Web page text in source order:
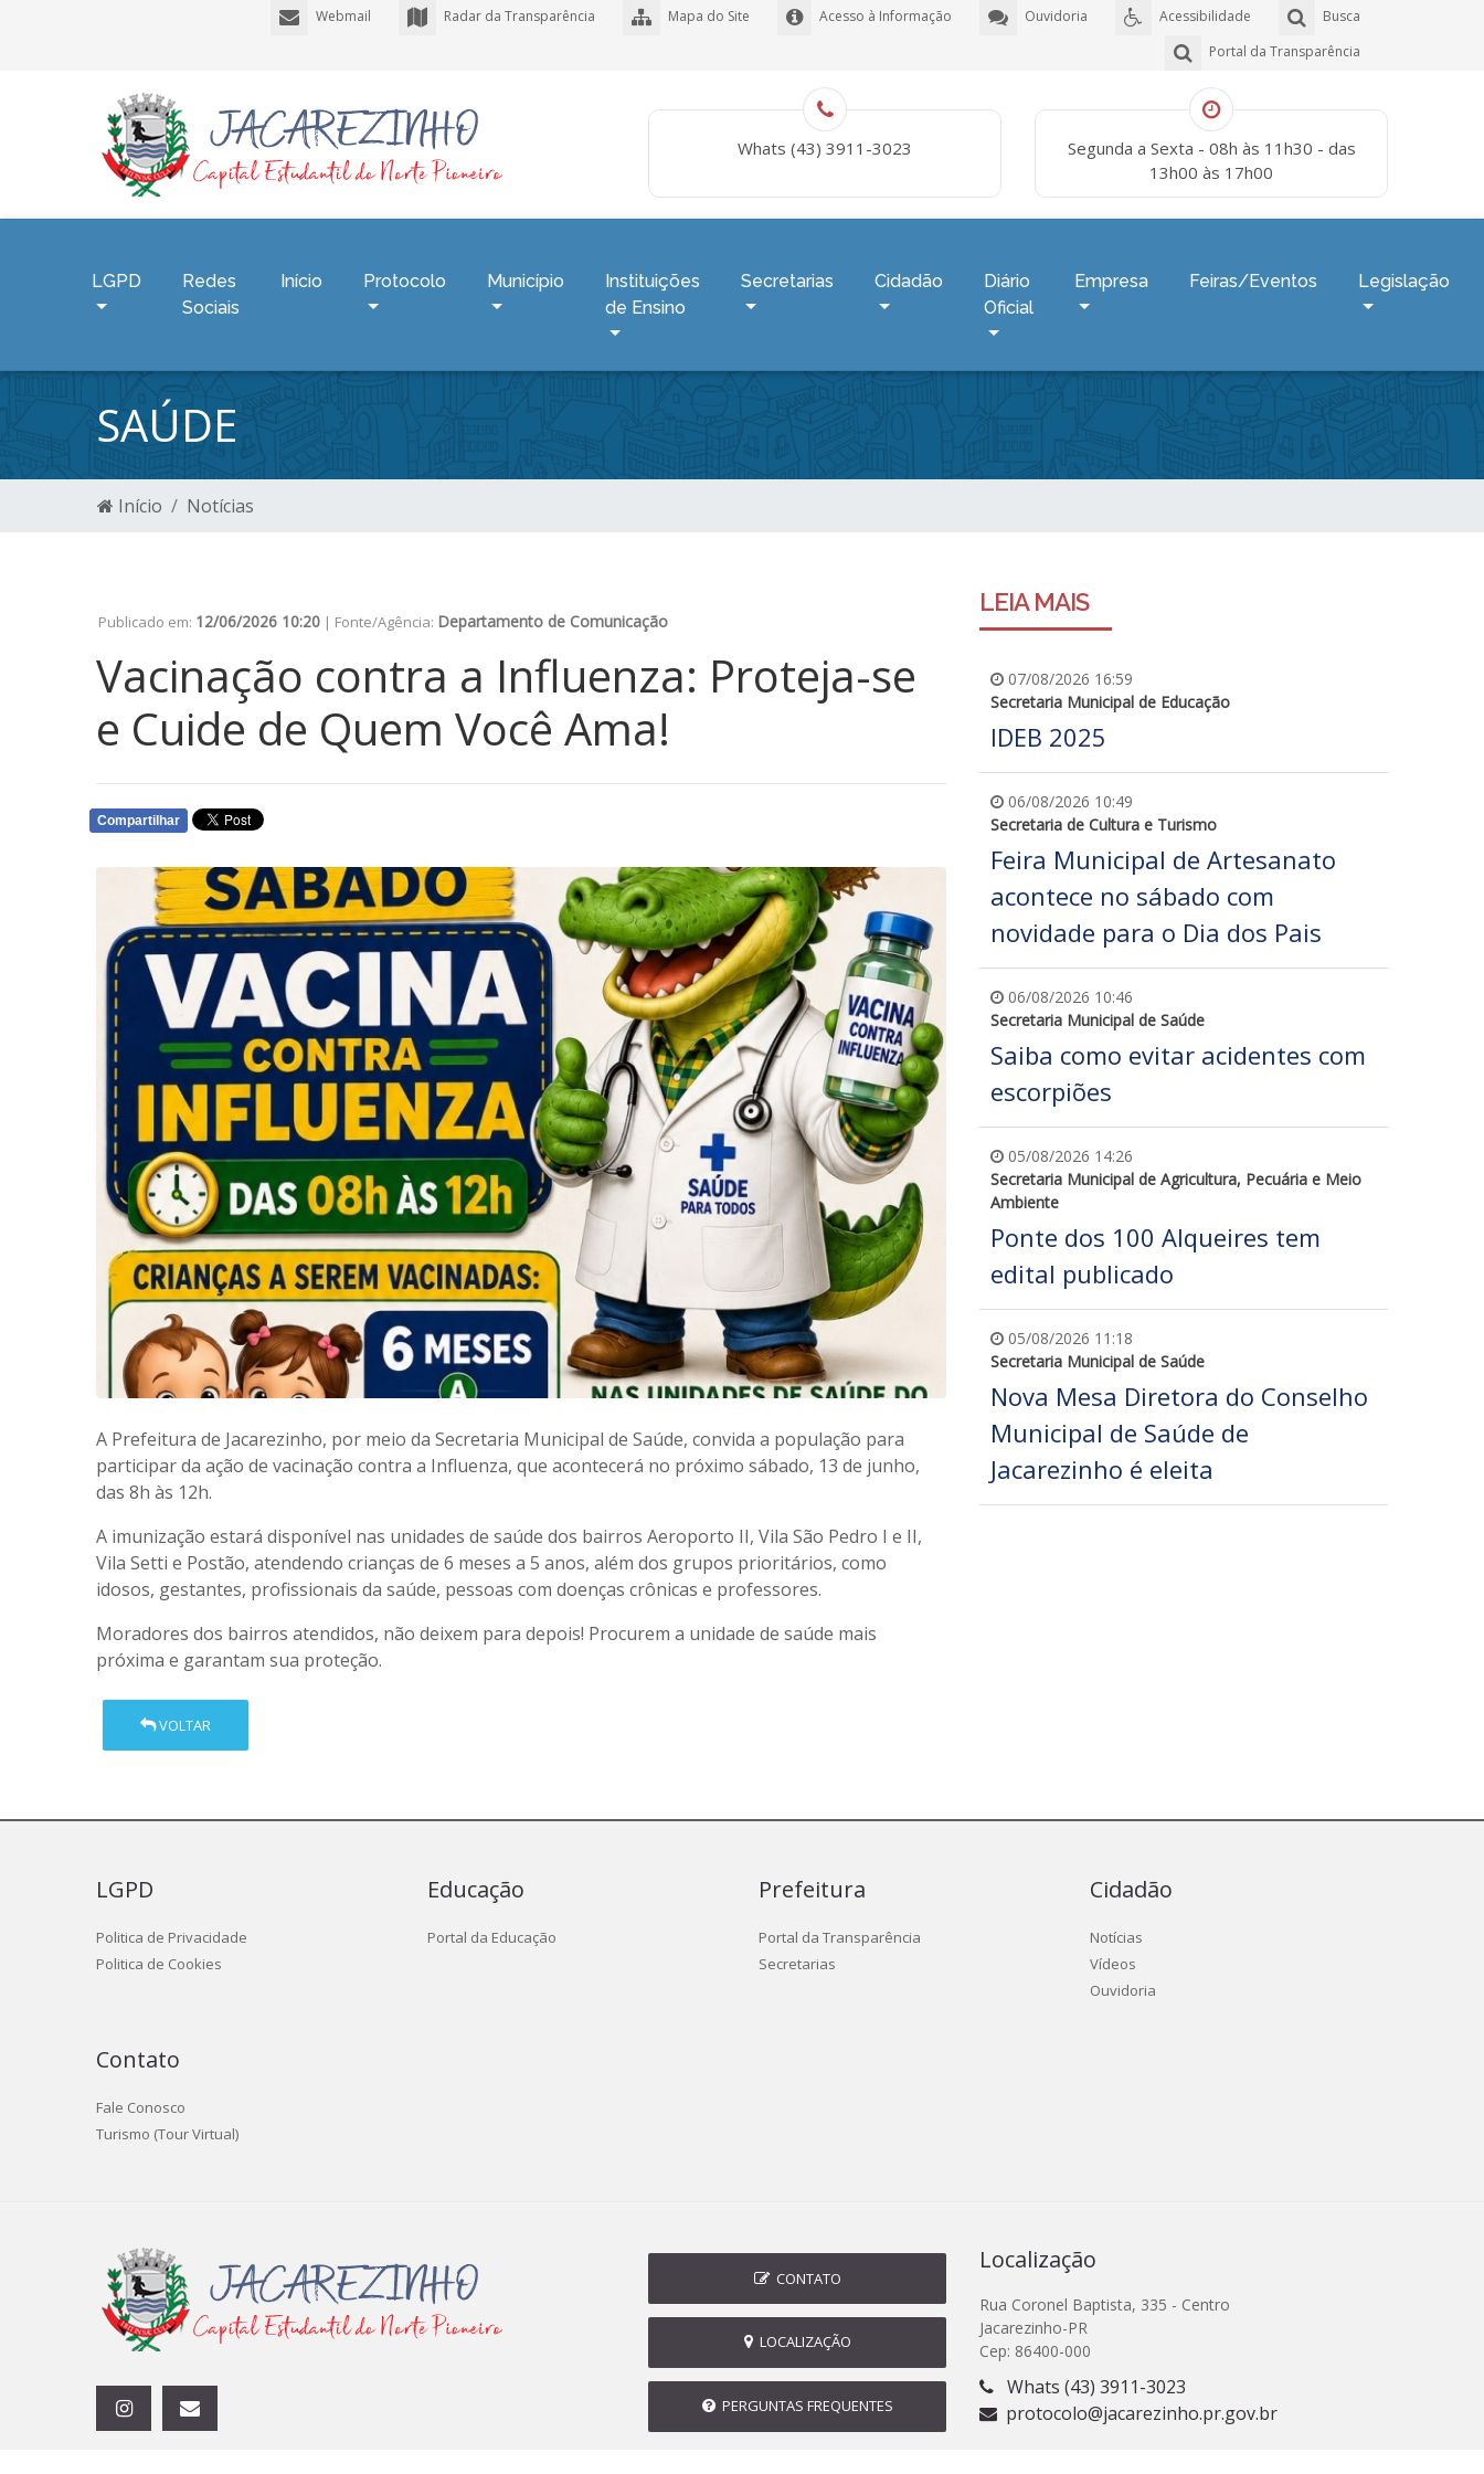
Busca
Acessibilidade
Ouvidoria
Acesso à Informação
Mapa do Site
Radar da Transparência
Webmail
Portal da Transparência
Whats (43) 3911-3023
Segunda a Sexta - 08h às 11h30 - das
13h00 às 17h00
LGPD
Redes
Sociais
Início Protocolo Município
Instituições
de Ensino
Secretarias Cidadão
Diário
Oficial
Empresa Feiras/Eventos Legislação
SAÚDE
Início Notícias
Publicado em: 12/06/2026 10:20 | Fonte/Agência: Departamento de Comunicação
Vacinação contra a Influenza: Proteja-se
e Cuide de Quem Você Ama!
Compartilhar
A Prefeitura de Jacarezinho, por meio da Secretaria Municipal de Saúde, convida a população para
participar da ação de vacinação contra a Influenza, que acontecerá no próximo sábado, 13 de junho,
das 8h às 12h.
A imunização estará disponível nas unidades de saúde dos bairros Aeroporto II, Vila São Pedro I e II,
Vila Setti e Postão, atendendo crianças de 6 meses a 5 anos, além dos grupos prioritários, como
idosos, gestantes, profissionais da saúde, pessoas com doenças crônicas e professores.
Moradores dos bairros atendidos, não deixem para depois! Procurem a unidade de saúde mais
próxima e garantam sua proteção.
VOLTAR
LEIA MAIS
07/08/2026 16:59
Secretaria Municipal de Educação
IDEB 2025
06/08/2026 10:49
Secretaria de Cultura e Turismo
Feira Municipal de Artesanato
acontece no sábado com
novidade para o Dia dos Pais
06/08/2026 10:46
Secretaria Municipal de Saúde
Saiba como evitar acidentes com
escorpiões
05/08/2026 14:26
Secretaria Municipal de Agricultura, Pecuária e Meio
Ambiente
Ponte dos 100 Alqueires tem
edital publicado
05/08/2026 11:18
Secretaria Municipal de Saúde
Nova Mesa Diretora do Conselho
Municipal de Saúde de
Jacarezinho é eleita
LGPD
Politica de Privacidade
Politica de Cookies
Educação
Portal da Educação
Prefeitura
Portal da Transparência
Secretarias
Cidadão
Notícias
Vídeos
Ouvidoria
Contato
Fale Conosco
Turismo (Tour Virtual)
CONTATO
LOCALIZAÇÃO
PERGUNTAS FREQUENTES
Localização
Rua Coronel Baptista, 335 - Centro
Jacarezinho-PR
Cep: 86400-000
Whats (43) 3911-3023
protocolo@jacarezinho.pr.gov.br